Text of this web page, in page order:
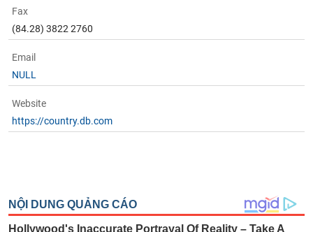
Fax
(84.28) 3822 2760
Email
NULL
Website
https://country.db.com
Tất cả
tức
(-)
viết
Báo
cáo